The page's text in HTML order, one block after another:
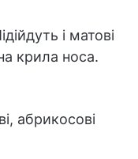
і матові
крила носа.
абрикосові